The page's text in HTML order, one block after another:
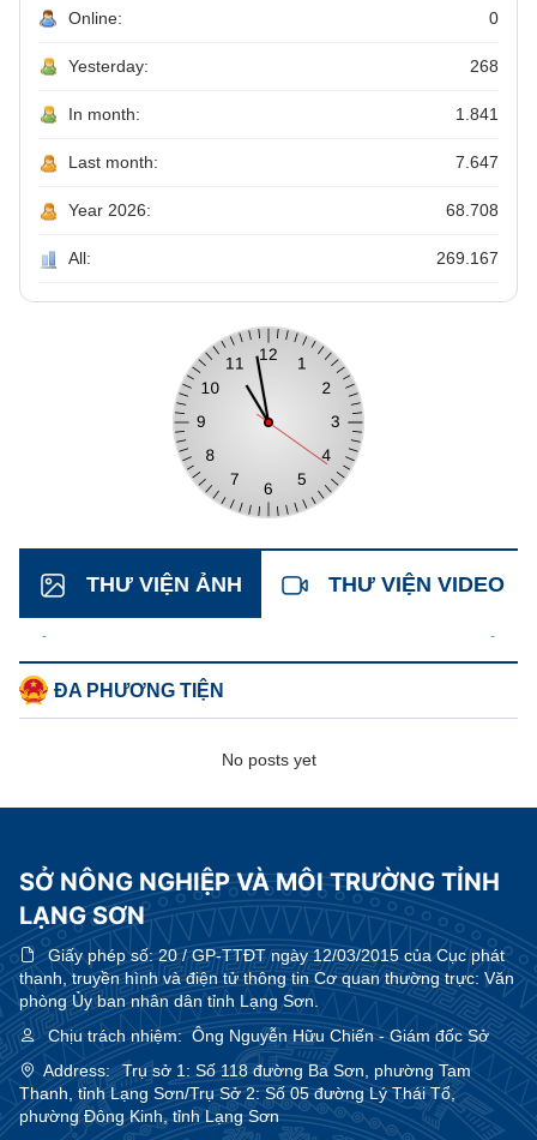
Online: 0
Yesterday: 268
In month: 1.841
Last month: 7.647
Year 2026: 68.708
All: 269.167
THƯ VIỆN ẢNH THƯ VIỆN VIDEO
ĐA PHƯƠNG TIỆN
No posts yet
SỞ NÔNG NGHIỆP VÀ MÔI TRƯỜNG TỈNH
LẠNG SƠN
Giấy phép số:20 / GP-TTĐT ngày 12/03/2015 của Cục phát
thanh, truyền hình và điện tử thông tin Cơ quan thường trực: Văn
phòng Ủy ban nhân dân tỉnh Lạng Sơn.
Chịu trách nhiệm:Ông Nguyễn Hữu Chiến - Giám đốc Sở
Address:
Trụ sở 1: Số 118 đường Ba Sơn, phường Tam
Thanh, tỉnh Lạng Sơn/Trụ Sở 2: Số 05 đường Lý Thái Tổ,
phường Đông Kinh, tỉnh Lạng Sơn